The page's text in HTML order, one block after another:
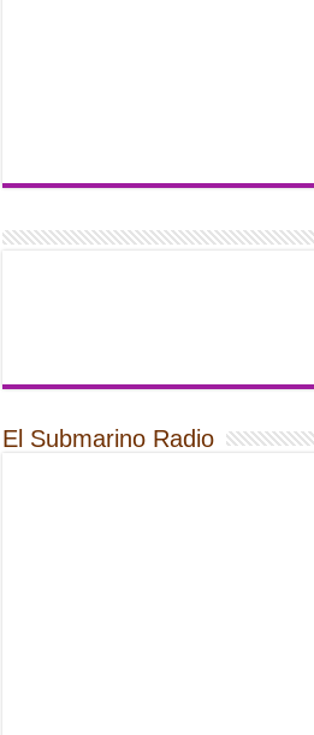
El Submarino Radio